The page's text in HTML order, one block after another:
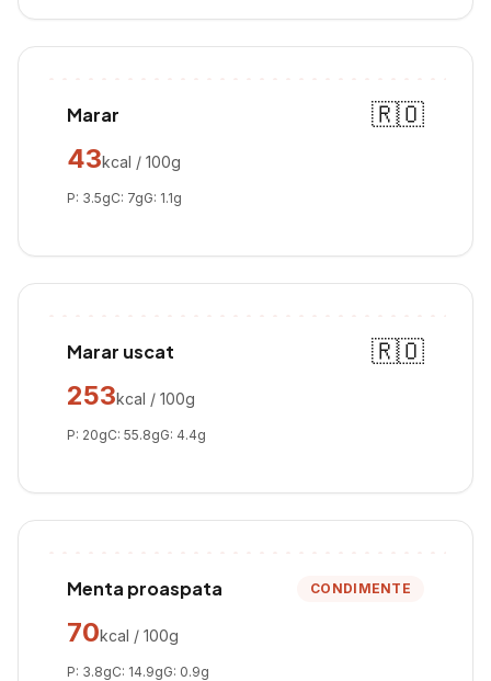
Marar
🇷🇴
43kcal / 100g
P: 3.5gC: 7gG: 1.1g
Marar uscat
🇷🇴
253kcal / 100g
P: 20gC: 55.8gG: 4.4g
Menta proaspata CONDIMENTE
70kcal / 100g
P: 3.8gC: 14.9gG: 0.9g